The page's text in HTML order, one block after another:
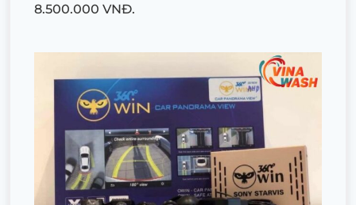
8.500.000 VNĐ.